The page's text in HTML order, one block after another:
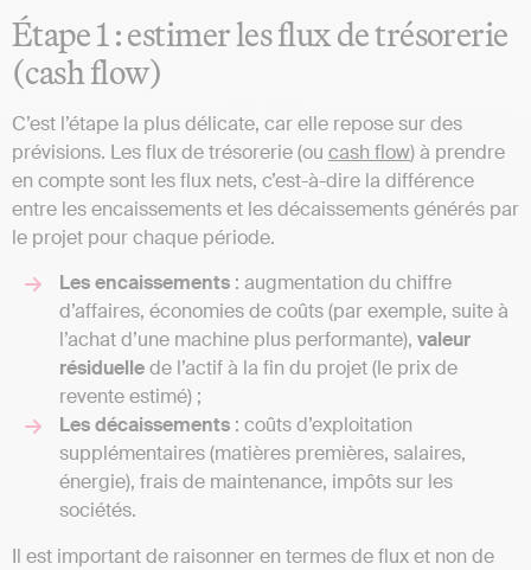
Étape 1 : estimer les flux de trésorerie
(cash flow)
C’est l’étape la plus délicate, car elle repose sur des
prévisions. Les flux de trésorerie (ou cash flow) à prendre
en compte sont les flux nets, c’est-à-dire la différence
entre les encaissements et les décaissements générés par
le projet pour chaque période.
Les encaissements : augmentation du chiffre
d’affaires, économies de coûts (par exemple, suite à
l’achat d’une machine plus performante), valeur
résiduellede l’actif à la fin du projet (le prix de
revente estimé) ;
Les décaissements : coûts d’exploitation
supplémentaires (matières premières, salaires,
énergie), frais de maintenance, impôts sur les
sociétés.
Il est important de raisonner en termes de flux et non de